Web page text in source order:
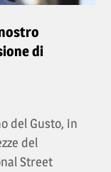
di
del Gusto, in
del
Street